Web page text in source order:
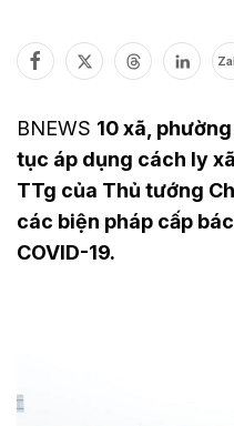
BNEWS 10 xã,
tục áp dụng cách ly
TTg của Thủ tướng
các biện pháp cấp
COVID-19.